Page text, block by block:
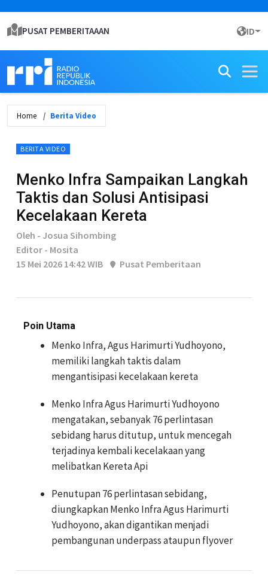
PUSAT PEMBERITAAAN ID
Home Berita Video
BERITA VIDEO
Menko Infra Sampaikan Langkah
Taktis dan Solusi Antisipasi
Kecelakaan Kereta
Oleh - Josua Sihombing
Editor - Mosita
15 Mei 2026 14:42 WIB
Pusat Pemberitaan
Poin Utama
Menko Infra, Agus Harimurti Yudhoyono,
memiliki langkah taktis dalam
mengantisipasi kecelakaan kereta
Menko Infra Agus Harimurti Yudhoyono
mengatakan, sebanyak 76 perlintasan
sebidang harus ditutup, untuk mencegah
terjadinya kembali kecelakaan yang
melibatkan Kereta Api
Penutupan 76 perlintasan sebidang,
diungkapkan Menko Infra Agus Harimurti
Yudhoyono, akan digantikan menjadi
pembangunan underpass ataupun flyover